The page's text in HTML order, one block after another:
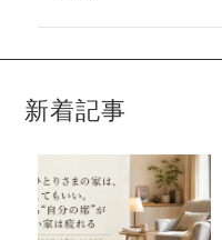
新着記事